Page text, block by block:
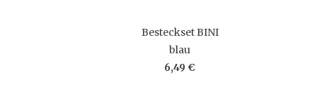
Besteckset BINI
blau
6,49 €